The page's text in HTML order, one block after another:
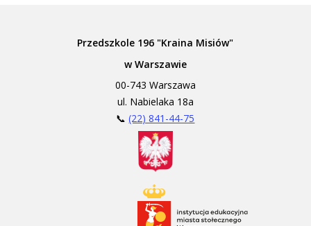
Przedszkole 196 "Kraina Misiów"
w Warszawie
00-743 Warszawa
ul. Nabielaka 18a
📞(22) 841-44-75